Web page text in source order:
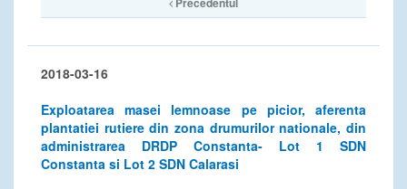
2018-03-16
Exploatarea masei lemnoase pe picior, aferenta
plantatiei rutiere din zona drumurilor nationale, din
administrarea DRDP Constanta- Lot 1 SDN
Constanta si Lot 2 SDN Calarasi